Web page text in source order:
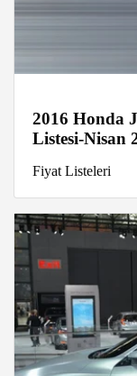
2016 Honda
Listesi-Nisan
Fiyat Listeleri